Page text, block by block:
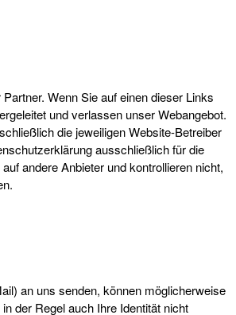
Wenn Sie auf einen dieser Links
und verlassen unser Webangebot.
die jeweiligen Website-Betreiber
ausschließlich für die
andere Anbieter und kontrollieren nicht,
an uns senden, können möglicherweise
der Regel auch Ihre Identität nicht